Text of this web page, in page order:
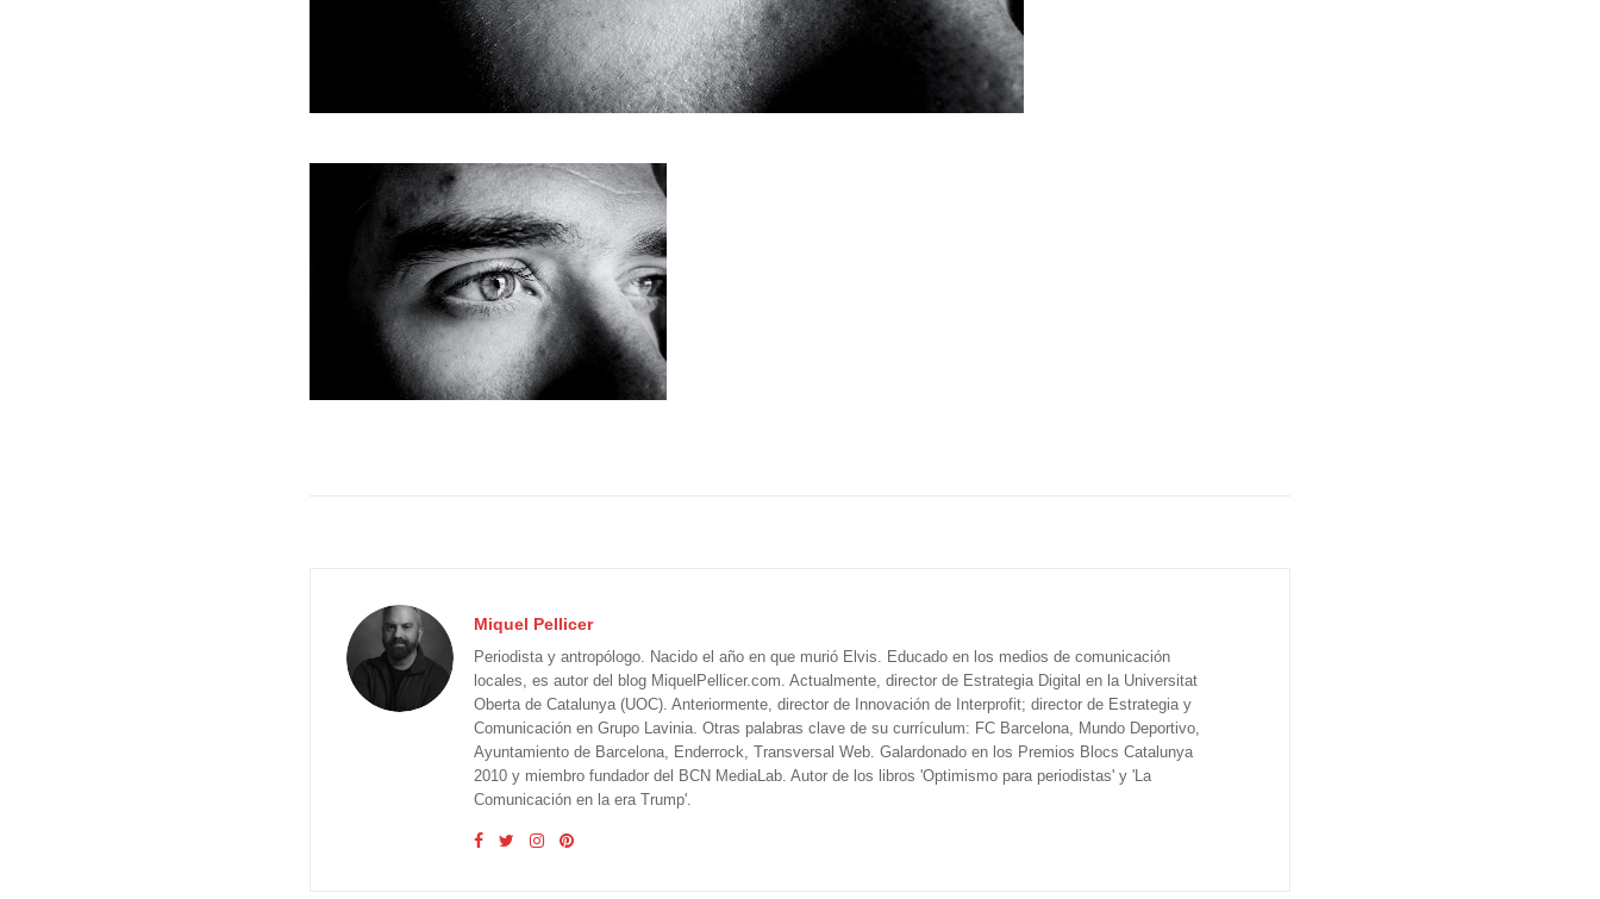
Miquel Pellicer
Periodista y antropólogo. Nacido el año en que murió Elvis. Educado en los medios de comunicación
locales, es autor del blog MiquelPellicer.com. Actualmente, director de Estrategia Digital en la Universitat
Oberta de Catalunya (UOC). Anteriormente, director de Innovación de Interprofit; director de Estrategia y
Comunicación en Grupo Lavinia. Otras palabras clave de su currículum: FC Barcelona, Mundo Deportivo,
Ayuntamiento de Barcelona, Enderrock, Transversal Web. Galardonado en los Premios Blocs Catalunya
2010 y miembro fundador del BCN MediaLab. Autor de los libros 'Optimismo para periodistas' y 'La
Comunicación en la era Trump'.